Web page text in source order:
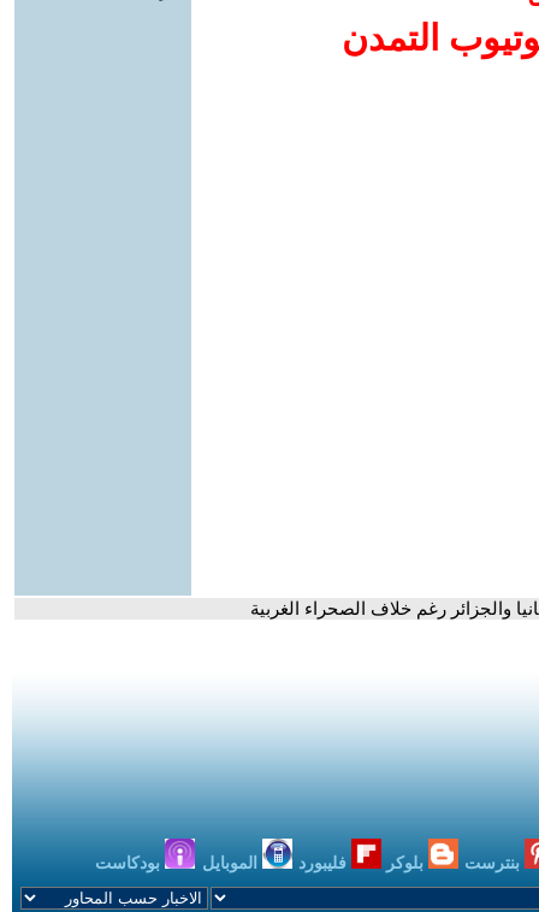
التمدن
والجزائر رغم خلاف الصحراء الغربية
بنترست بلوكر فليبورد الموبايل بودكاست